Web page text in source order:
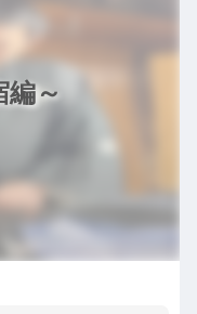
～